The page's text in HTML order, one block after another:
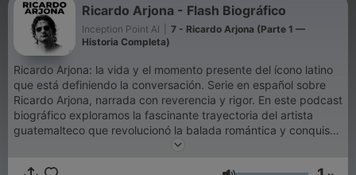
Ricardo Arjona - Flash Biográfico
Inception Point AI
7 - Ricardo Arjona (Parte 1 —
Historia Completa)
Ricardo Arjona: la vida y el momento presente del ícono latino
que está definiendo la conversación. Serie en español sobre
Ricardo Arjona, narrada con reverencia y rigor. En este podcast
biográfico exploramos la fascinante trayectoria del artista
guatemalteco que revolucionó la balada romántica y conquistó
el corazón de millones. Desde sus humildes inicios en